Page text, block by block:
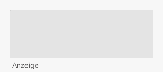
Anzeige